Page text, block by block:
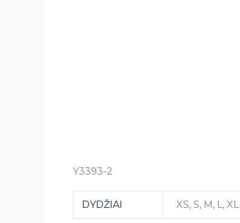
Y3393-2
DYDŽIAI XS, S, M, L, XL